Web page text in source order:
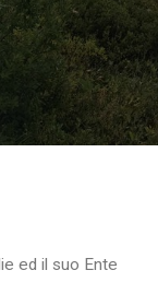
ed il suo Ente